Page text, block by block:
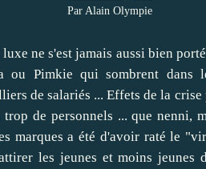
Par Alain Olympie
ne s'est jamais aussi bien
ou Pimkie qui sombrent dans
de salariés ... Effets de la
de personnels ... que nenni,
marques a été d'avoir raté le
les jeunes et moins jeunes